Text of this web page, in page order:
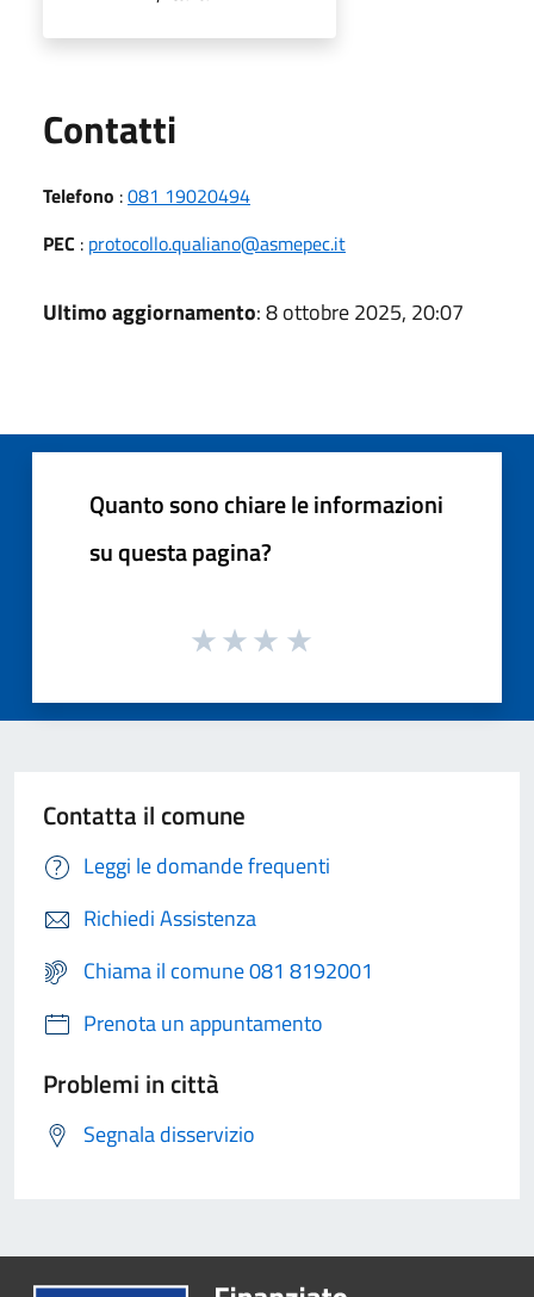
Contatti
Telefono :081 19020494
PEC : protocollo.qualiano@asmepec.it
Ultimo aggiornamento: 8 ottobre 2025, 20:07
Quanto sono chiare le informazioni
su questa pagina?
Contatta il comune
Leggi le domande frequenti
Richiedi Assistenza
Chiama il comune 081 8192001
Prenota un appuntamento
Problemi in città
Segnala disservizio